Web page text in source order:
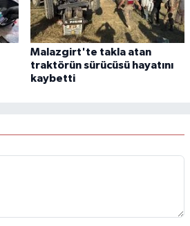
Malazgirt'te takla atan
traktörün sürücüsü hayatını
kaybetti